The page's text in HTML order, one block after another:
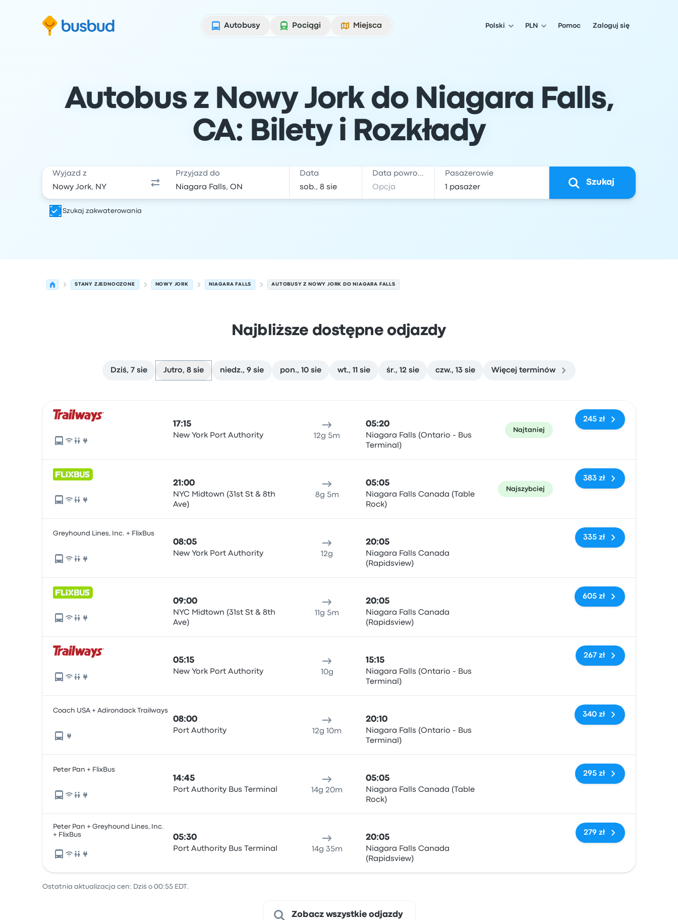
Autobusy
Pociągi Miejsca Polski PLN Pomoc Zaloguj się
Autobus z Nowy Jork do Niagara Falls,
CA: Bilety i Rozkłady
Wyjazd z Przyjazd do Data Data powrotu Pasażerowie
Szukaj
Szukaj zakwaterowania
STANY ZJEDNOCZONE NOWY JORK NIAGARA FALLS AUTOBUSY Z NOWY JORK DO NIAGARA FALLS
Najbliższe dostępne odjazdy
Dziś, 7 sie Jutro, 8 sie niedz., 9 sie pon., 10 sie wt., 11 sie śr., 12 sie czw., 13 sie Więcej terminów
17:15
New York Port Authority 12g 5m
05:20
Niagara Falls (Ontario - Bus
Terminal)
Najtaniej
245 zł
21:00
NYC Midtown (31st St & 8th
Ave)
8g 5m
05:05
Niagara Falls Canada (Table
Rock)
Najszybciej
383 zł
Greyhound Lines, Inc. + FlixBus
08:05
New York Port Authority 12g
20:05
Niagara Falls Canada
(Rapidsview)
Brak tagów
335 zł
09:00
NYC Midtown (31st St & 8th
Ave)
11g 5m
20:05
Niagara Falls Canada
(Rapidsview)
Brak tagów
605 zł
05:15
New York Port Authority 10g
15:15
Niagara Falls (Ontario - Bus
Terminal)
Brak tagów
267 zł
Coach USA + Adirondack Trailways
08:00
Port Authority 12g 10m
20:10
Niagara Falls (Ontario - Bus
Terminal)
Brak tagów
340 zł
Peter Pan + FlixBus
14:45
Port Authority Bus Terminal 14g 20m
05:05
Niagara Falls Canada (Table
Rock)
Brak tagów
295 zł
Peter Pan + Greyhound Lines, Inc.
+ FlixBus
05:30
Port Authority Bus Terminal 14g 35m
20:05
Niagara Falls Canada
(Rapidsview)
Brak tagów
279 zł
Ostatnia aktualizacja cen: Dziś o 00:55 EDT.
Zobacz wszystkie odjazdy